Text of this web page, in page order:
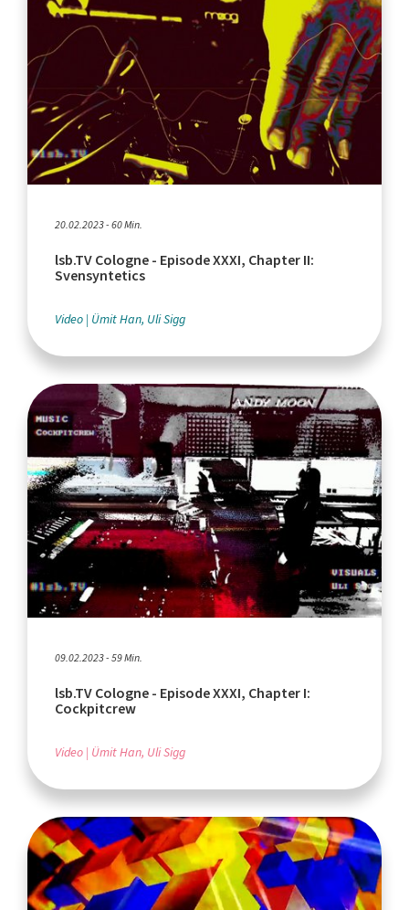
20.02.2023 - 60 Min.
lsb.TV Cologne - Episode XXXI, Chapter II:
Svensyntetics
Video Ümit Han, Uli Sigg
09.02.2023 - 59 Min.
lsb.TV Cologne - Episode XXXI, Chapter I:
Cockpitcrew
Video Ümit Han, Uli Sigg